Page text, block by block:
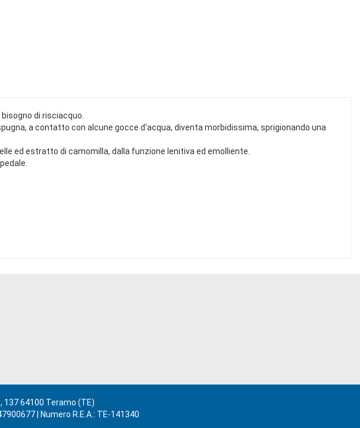
di risciacquo.
a contatto con alcune gocce d'acqua, diventa morbidissima, sprigionando una
ed estratto di camomilla, dalla funzione lenitiva ed emolliente.
, 137 64100 Teramo (TE)
| Numero R.E.A.: TE-141340